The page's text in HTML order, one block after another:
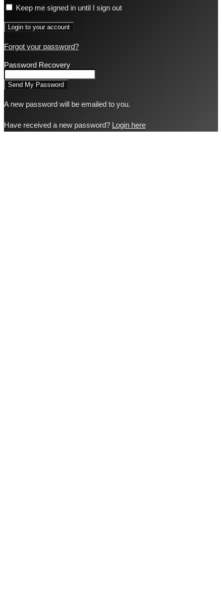
Keep me signed in until I sign out
Forgot your password?
Password Recovery
A new password will be emailed to you.
Have received a new password? Login here